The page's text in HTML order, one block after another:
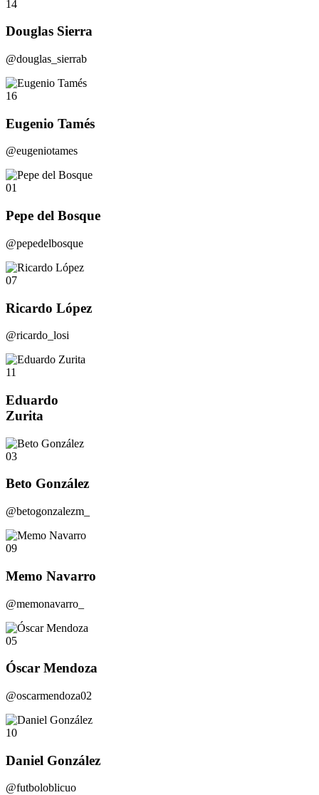
14
Douglas Sierra
@douglas_sierrab
16
Eugenio Tamés
@eugeniotames
01
Pepe del Bosque
@pepedelbosque
07
Ricardo López
@ricardo_losi
11
Eduardo
Zurita
03
Beto González
@betogonzalezm_
09
Memo Navarro
@memonavarro_
05
Óscar Mendoza
@oscarmendoza02
10
Daniel González
@futboloblicuo